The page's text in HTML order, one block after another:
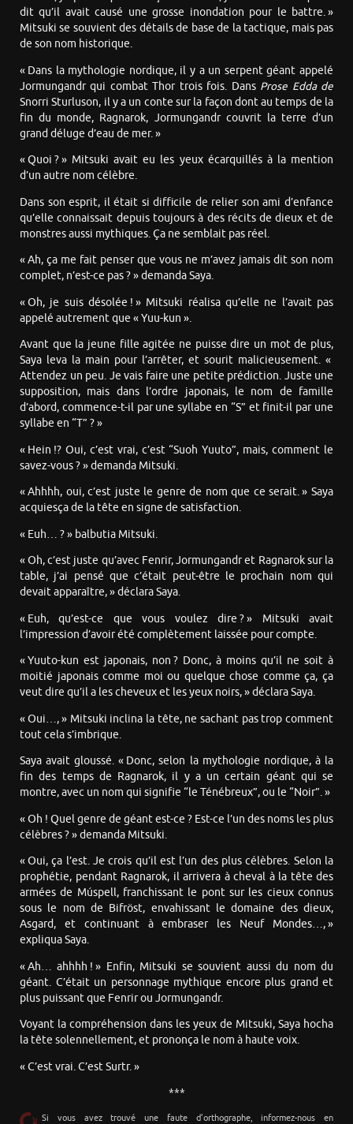
dit qu’il avait causé une grosse inondation pour le battre. »
Mitsuki se souvient des détails de base de la tactique, mais pas
de son nom historique.
« Dans la mythologie nordique, il y a un serpent géant appelé
Jormungandr qui combat Thor trois fois. Dans Prose Edda de
Snorri Sturluson, il y a un conte sur la façon dont au temps de la
fin du monde, Ragnarok, Jormungandr couvrit la terre d’un
grand déluge d’eau de mer. »
« Quoi ? » Mitsuki avait eu les yeux écarquillés à la mention
d’un autre nom célèbre.
Dans son esprit, il était si difficile de relier son ami d’enfance
qu’elle connaissait depuis toujours à des récits de dieux et de
monstres aussi mythiques. Ça ne semblait pas réel.
« Ah, ça me fait penser que vous ne m’avez jamais dit son nom
complet, n’est-ce pas ? » demanda Saya.
« Oh, je suis désolée ! » Mitsuki réalisa qu’elle ne l’avait pas
appelé autrement que « Yuu-kun ».
Avant que la jeune fille agitée ne puisse dire un mot de plus,
Saya leva la main pour l’arrêter, et sourit malicieusement. «
Attendez un peu. Je vais faire une petite prédiction. Juste une
supposition, mais dans l’ordre japonais, le nom de famille
d’abord, commence-t-il par une syllabe en “S” et finit-il par une
syllabe en “T” ? »
« Hein !? Oui, c’est vrai, c’est “Suoh Yuuto”, mais, comment le
savez-vous ? » demanda Mitsuki.
« Ahhhh, oui, c’est juste le genre de nom que ce serait. » Saya
acquiesça de la tête en signe de satisfaction.
« Euh… ? » balbutia Mitsuki.
« Oh, c’est juste qu’avec Fenrir, Jormungandr et Ragnarok sur la
table, j’ai pensé que c’était peut-être le prochain nom qui
devait apparaître, » déclara Saya.
« Euh, qu’est-ce que vous voulez dire ? » Mitsuki avait
l’impression d’avoir été complètement laissée pour compte.
« Yuuto-kun est japonais, non ? Donc, à moins qu’il ne soit à
moitié japonais comme moi ou quelque chose comme ça, ça
veut dire qu’il a les cheveux et les yeux noirs, » déclara Saya.
« Oui…, » Mitsuki inclina la tête, ne sachant pas trop comment
tout cela s’imbrique.
Saya avait gloussé. « Donc, selon la mythologie nordique, à la
fin des temps de Ragnarok, il y a un certain géant qui se
montre, avec un nom qui signifie “le Ténébreux”, ou le “Noir”. »
« Oh ! Quel genre de géant est-ce ? Est-ce l’un des noms les plus
célèbres ? » demanda Mitsuki.
« Oui, ça l’est. Je crois qu’il est l’un des plus célèbres. Selon la
prophétie, pendant Ragnarok, il arrivera à cheval à la tête des
armées de Múspell, franchissant le pont sur les cieux connus
sous le nom de Bifröst, envahissant le domaine des dieux,
Asgard, et continuant à embraser les Neuf Mondes…, »
expliqua Saya.
« Ah… ahhhh ! » Enfin, Mitsuki se souvient aussi du nom du
géant. C’était un personnage mythique encore plus grand et
plus puissant que Fenrir ou Jormungandr.
Voyant la compréhension dans les yeux de Mitsuki, Saya hocha
la tête solennellement, et prononça le nom à haute voix.
« C’est vrai. C’est Surtr. »
***
Si vous avez trouvé une faute d’orthographe, informez-nous en